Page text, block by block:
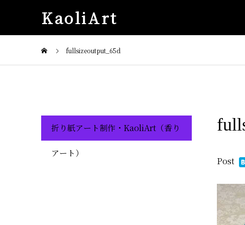
KaoliArt
fullsizeoutput_65d
Post
折り紙アート制作・KaoliArt（香り
アート）